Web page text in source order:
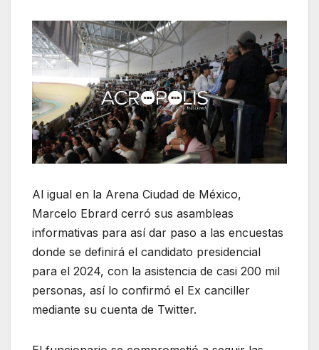
Al igual en la Arena Ciudad de México,
Marcelo Ebrard cerró sus asambleas
informativas para así dar paso a las encuestas
donde se definirá el candidato presidencial
para el 2024, con la asistencia de casi 200 mil
personas, así lo confirmó el Ex canciller
mediante su cuenta de Twitter.